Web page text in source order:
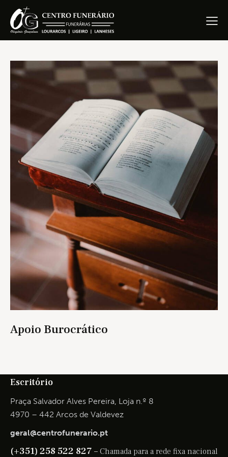
Apoio Burocrático
Escritório
Praça Salvador Alves Pereira, Loja n.º 8
4970 – 442 Arcos de Valdevez
geral@centrofunerario.pt
(+351) 258 522 827 – Chamada para a rede fixa nacional